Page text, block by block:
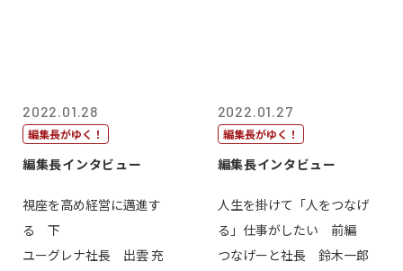
2022.01.28
編集長がゆく！
編集長インタビュー
視座を高め経営に邁進す
る 下
ユーグレナ社長 出雲 充
2022.01.27
編集長がゆく！
編集長インタビュー
人生を掛けて「人をつなげ
る」仕事がしたい 前編
つなげーと社長 鈴木一郎